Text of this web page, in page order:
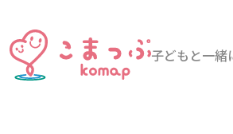
子どもと一緒